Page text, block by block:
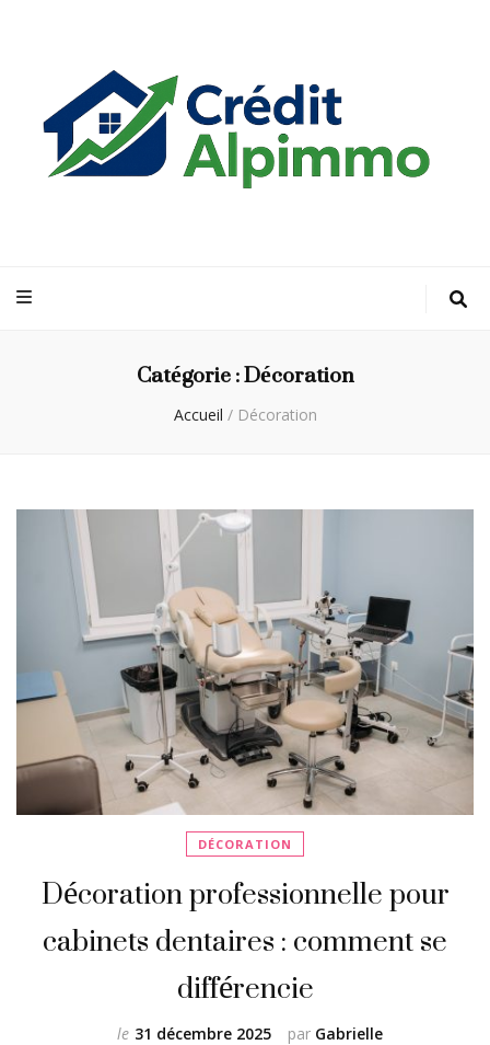
Catégorie :Décoration
Accueil / Décoration
DÉCORATION
Décoration professionnelle pour
cabinets dentaires : comment se
différencie
par Gabrielle
le 31 décembre 2025